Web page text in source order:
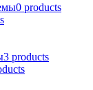
0 products
3 products